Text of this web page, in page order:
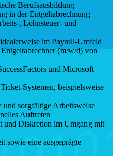
Berufsausbildung
in der Entgeltabrechnung
, Lohnsteuer- und
im Payroll-Umfeld
(m/w/d) von
und Microsoft
Systemen, beispielsweise
und sorgfältige Arbeitsweise
Auftreten
und Diskretion im Umgang mit
sowie eine ausgeprägte